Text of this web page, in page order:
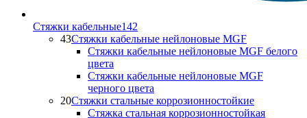
Стяжки кабельные142
43Стяжки кабельные нейлоновые MGF
Стяжки кабельные нейлоновые MGF белого
цвета
Стяжки кабельные нейлоновые MGF
черного цвета
20Стяжки стальные коррозионностойкие
Стяжка стальная коррозионностойкая